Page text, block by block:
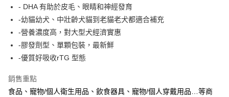
相關說明
【關於「AFTEE先享後付」】
AFTEE先享後付是「在收到商品之後才付款」的支付方式。 讓您購物簡單
便利好安心！
１．簡單：不需註冊會員、不需綁卡、不需儲值。
２．便利：只要手機號碼，簡訊認證，即可結帳。
【「AFTEE先享後付」結帳流程】
１．於結帳方式選擇「AFTEE先享後付」後，將跳轉至「AFTEE先享後付」
ATM付款
每筆NT$70，滿NT$999(含以上)免運費
- DHA 有助於皮毛、眼睛和神經發育
-幼貓幼犬、中壯齡犬貓到老貓老犬都適合補充
-營養濃度高，對大型犬經濟實惠
-膠發劑型、單顆包裝，最新鮮
-優質好吸收rTG 型態
銷售重點
食品、寵物/個人衛生用品、飲食器具、寵物/個人穿戴用品…等商